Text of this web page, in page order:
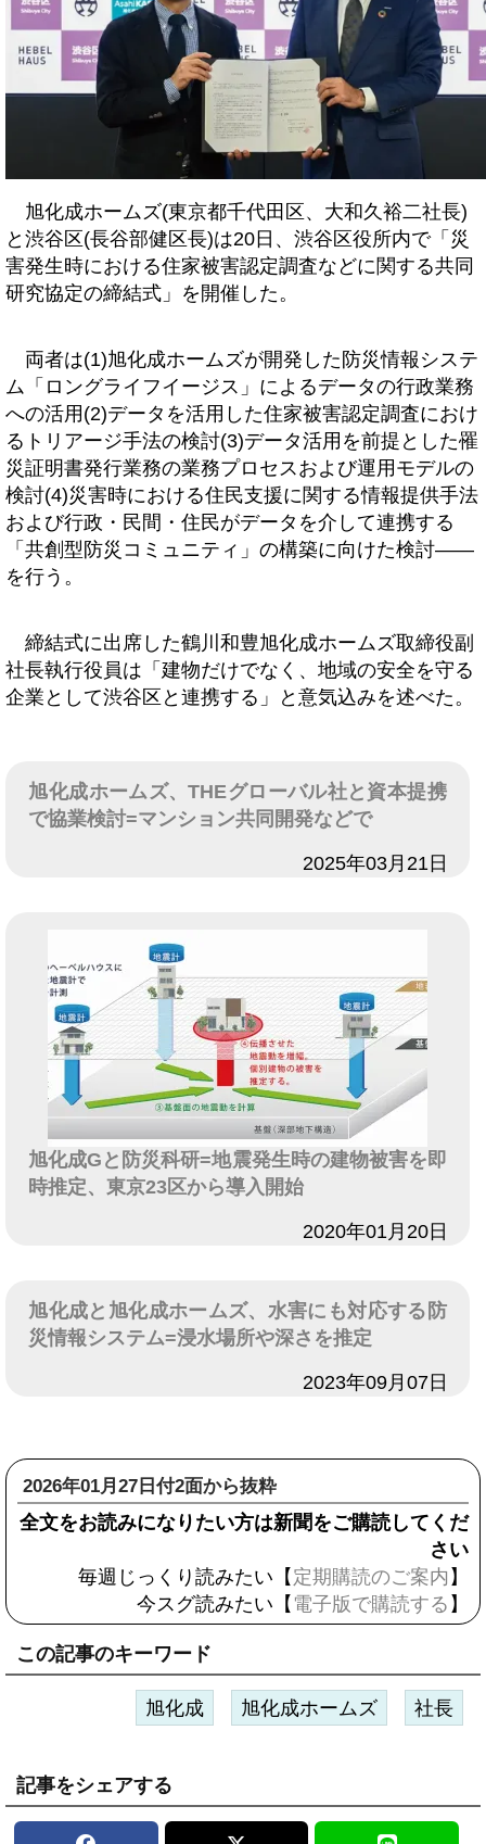
旭化成ホームズ(東京都千代田区、大和久裕二社長)
と渋谷区(長谷部健区長)は20日、渋谷区役所内で「災
害発生時における住家被害認定調査などに関する共同
研究協定の締結式」を開催した。
両者は(1)旭化成ホームズが開発した防災情報システ
ム「ロングライフイージス」によるデータの行政業務
への活用(2)データを活用した住家被害認定調査におけ
るトリアージ手法の検討(3)データ活用を前提とした罹
災証明書発行業務の業務プロセスおよび運用モデルの
検討(4)災害時における住民支援に関する情報提供手法
および行政・民間・住民がデータを介して連携する
「共創型防災コミュニティ」の構築に向けた検討――
を行う。
締結式に出席した鶴川和豊旭化成ホームズ取締役副
社長執行役員は「建物だけでなく、地域の安全を守る
企業として渋谷区と連携する」と意気込みを述べた。
旭化成ホームズ、THEグローバル社と資本提携
で協業検討=マンション共同開発などで
2025年03月21日
旭化成Gと防災科研=地震発生時の建物被害を即
時推定、東京23区から導入開始
2020年01月20日
旭化成と旭化成ホームズ、水害にも対応する防
災情報システム=浸水場所や深さを推定
2023年09月07日
2026年01月27日付2面から抜粋
全文をお読みになりたい方は新聞をご購読してくだ
さい
毎週じっくり読みたい【 定期購読のご案内 】
今スグ読みたい【 電子版で購読する 】
この記事のキーワード
旭化成 旭化成ホームズ 社長
記事をシェアする